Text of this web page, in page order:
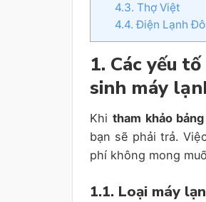
4.3. Thợ Việt
4.4. Điện Lạnh
1. Các yếu
sinh máy
Khitham khảo
bạn sẽ phải trả.
phí không mong
1.1. Loại máy